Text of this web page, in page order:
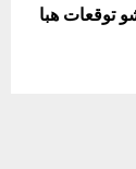
شو توقعات هبا